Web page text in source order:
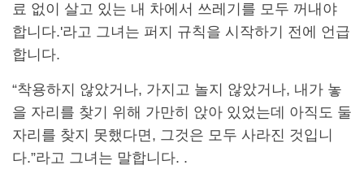
료 없이 살고 있는 내 차에서 쓰레기를 모두 꺼내야
합니다.'라고 그녀는 퍼지 규칙을 시작하기 전에 언급
합니다.
“착용하지 않았거나, 가지고 놀지 않았거나, 내가 놓
을 자리를 찾기 위해 가만히 앉아 있었는데 아직도 둘
자리를 찾지 못했다면, 그것은 모두 사라진 것입니
다.”라고 그녀는 말합니다. .